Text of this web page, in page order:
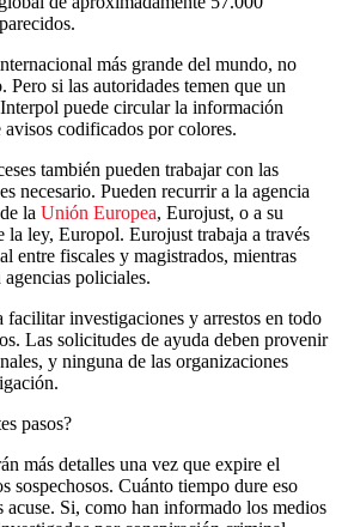
más grande del mundo, no
Pero si las autoridades temen que un
puede circular la información
codificados por colores.
también pueden trabajar con las
necesario. Pueden recurrir a la agencia
la Unión Europea, Eurojust, o a su
la ley, Europol. Eurojust trabaja a través
entre fiscales y magistrados, mientras
policiales.
facilitar investigaciones y arrestos en todo
Las solicitudes de ayuda deben provenir
y ninguna de las organizaciones
pasos?
más detalles una vez que expire el
sospechosos. Cuánto tiempo dure eso
acuse. Si, como han informado los medios